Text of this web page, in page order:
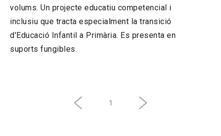
volums. Un projecte educatiu competencial i
inclusiu que tracta especialment la transició
d'Educació Infantil a Primària. Es presenta en
suports fungibles.
1